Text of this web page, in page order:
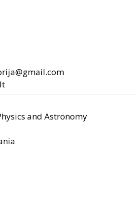
and Astronomy